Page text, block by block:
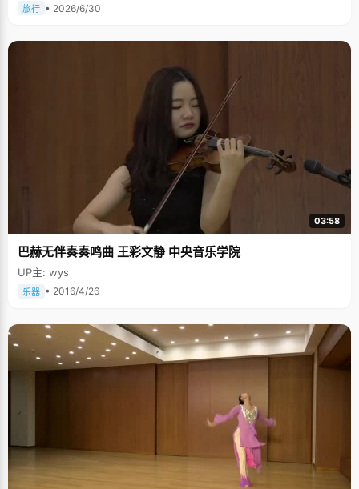
旅行 • 2026/6/30
03:58
巴赫无伴奏奏鸣曲 王彩文静 中央音乐学院
UP主: wys
乐器 • 2016/4/26